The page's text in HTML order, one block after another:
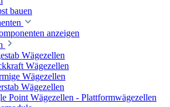
bauen
anzeigen
Wägezellen
Wägezellen
Wägezellen
Wägezellen
Point Wägezellen - Plattformwägezellen